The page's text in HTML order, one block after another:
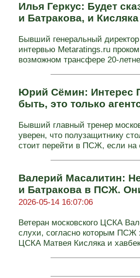
Илья Геркус: Будет
и Батракова, и
Бывший генеральный
интервью Metaratings.ru
возможном трансфере 20-
Юрий Сёмин: Интерес
быть, это только
Бывший главный тренер
уверен, что полузащитнику
стоит перейти в ПСЖ, если
Валерий Масалитин:
и Батракова в ПСЖ.
2026-05-14 16:07:06
Ветеран московского ЦСКА
слухи, согласно которым ПСЖ
ЦСКА Матвея Кисляка и